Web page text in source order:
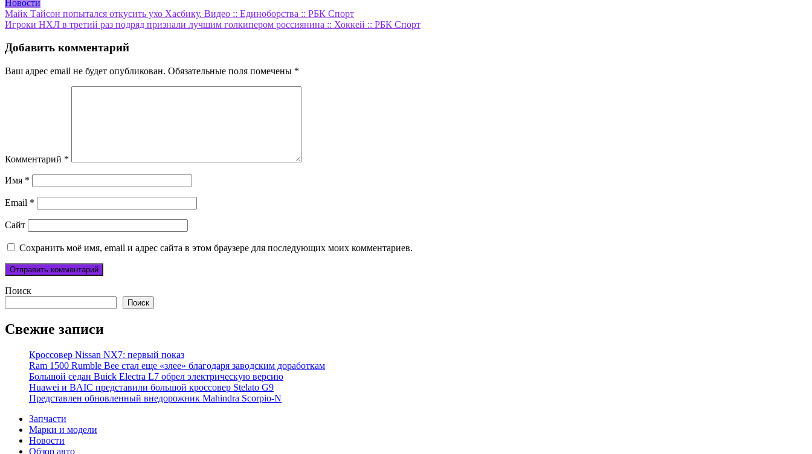
Новости
Навигация
по
записям
Майк Тайсон попытался откусить ухо Хасбику. Видео :: Единоборства :: РБК Спорт
Игроки НХЛ в третий раз подряд признали лучшим голкипером россиянина :: Хоккей :: РБК Спорт
Добавить комментарий
Ваш адрес email не будет опубликован. Обязательные поля помечены *
Комментарий *
Имя *
Email *
Сайт
Сохранить моё имя, email и адрес сайта в этом браузере для последующих моих комментариев.
Поиск
Поиск
Свежие записи
Кроссовер Nissan NX7: первый показ
Ram 1500 Rumble Bee стал еще «злее» благодаря заводским доработкам
Большой седан Buick Electra L7 обрел электрическую версию
Huawei и BAIC представили большой кроссовер Stelato G9
Представлен обновленный внедорожник Mahindra Scorpio-N
Запчасти
Марки и модели
Новости
Обзор авто